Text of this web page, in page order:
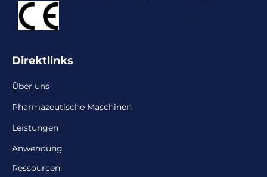
Direktlinks
Über uns
Pharmazeutische Maschinen
Leistungen
Anwendung
Ressourcen